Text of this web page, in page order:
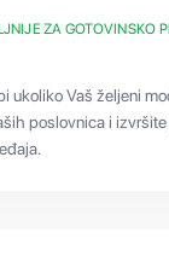
ZA GOTOVINSKO
ukoliko Vaš željeni
poslovnica i